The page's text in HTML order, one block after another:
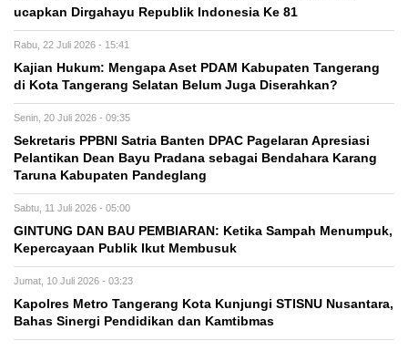
ucapkan Dirgahayu Republik Indonesia Ke 81
Rabu, 22 Juli 2026 - 15:41
Kajian Hukum: Mengapa Aset PDAM Kabupaten Tangerang
di Kota Tangerang Selatan Belum Juga Diserahkan?
Senin, 20 Juli 2026 - 09:35
Sekretaris PPBNI Satria Banten DPAC Pagelaran Apresiasi
Pelantikan Dean Bayu Pradana sebagai Bendahara Karang
Taruna Kabupaten Pandeglang
Sabtu, 11 Juli 2026 - 05:00
GINTUNG DAN BAU PEMBIARAN: Ketika Sampah Menumpuk,
Kepercayaan Publik Ikut Membusuk
Jumat, 10 Juli 2026 - 03:23
Kapolres Metro Tangerang Kota Kunjungi STISNU Nusantara,
Bahas Sinergi Pendidikan dan Kamtibmas